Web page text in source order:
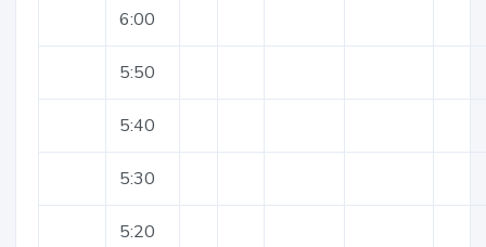
6:00
5:50
5:40
5:30
5:20